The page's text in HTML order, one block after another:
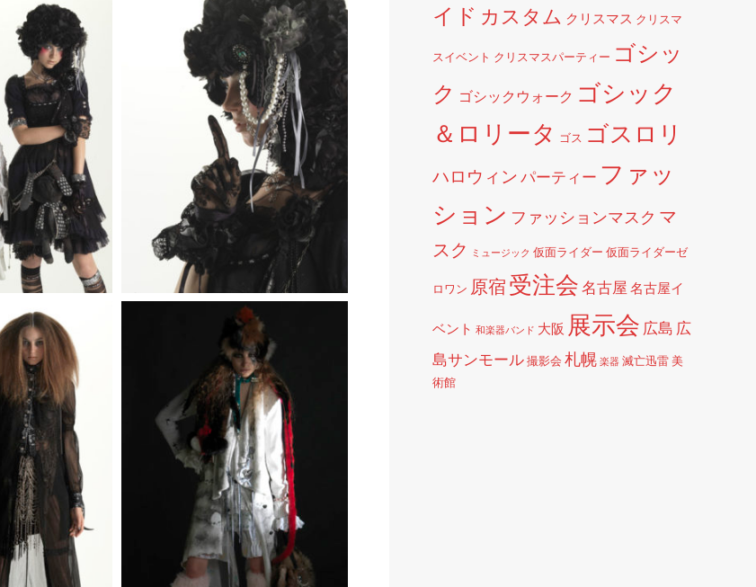
イド カスタム クリスマス クリスマ
スイベント クリスマスパーティー ゴシッ
ク ゴシックウォーク ゴシック
＆ロリータ ゴス ゴスロリ
ハロウィンパーティー ファッ
ション ファッションマスク マ
スク
ミュージック 仮面ライダー 仮面ライダーゼ
ロワン 原宿受注会名古屋 名古屋イ
ベント 和楽器バンド 大阪 展示会 広島 広
島サンモール撮影会 札幌 楽器 滅亡迅雷美
術館